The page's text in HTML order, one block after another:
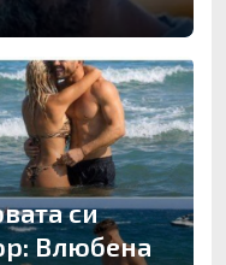
си
Влюбена